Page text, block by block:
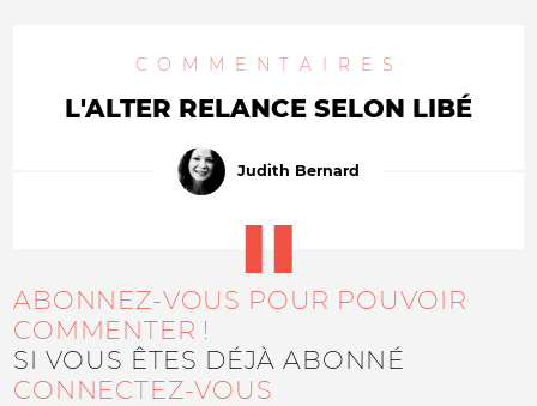
COMMENTAIRES
L'ALTER RELANCE SELON LIBÉ
Judith Bernard
ABONNEZ-VOUS POUR POUVOIR
COMMENTER !
SI VOUS ÊTES DÉJÀ ABONNÉ
CONNECTEZ-VOUS